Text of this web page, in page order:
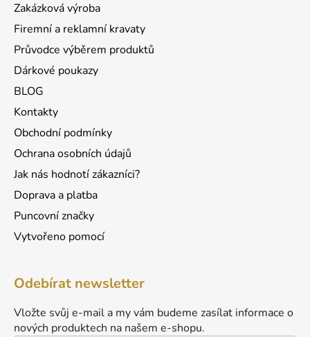
Zakázková výroba
Firemní a reklamní kravaty
Průvodce výběrem produktů
Dárkové poukazy
BLOG
Kontakty
Obchodní podmínky
Ochrana osobních údajů
Jak nás hodnotí zákazníci?
Doprava a platba
Puncovní značky
Vytvořeno pomocí
Odebírat newsletter
Vložte svůj e-mail a my vám budeme zasílat informace o
nových produktech na našem e-shopu.